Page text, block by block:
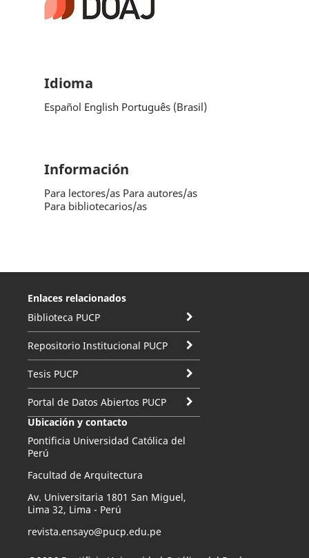
Idioma
Español English Português (Brasil)
Información
Para lectores/as Para autores/as
Para bibliotecarios/as
Enlaces relacionados
Biblioteca PUCP
Repositorio Institucional PUCP
Tesis PUCP
Portal de Datos Abiertos PUCP
Ubicación y contacto
Pontificia Universidad Católica del
Perú
Facultad de Arquitectura
Av. Universitaria 1801 San Miguel,
Lima 32, Lima - Perú
revista.ensayo@pucp.edu.pe